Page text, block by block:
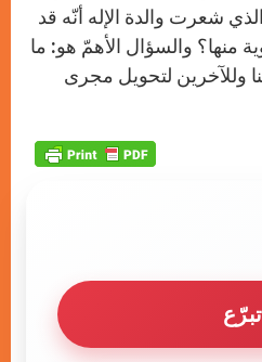
شعرت والدة الإله أنّه قد
منها؟ والسؤال الأهمّ هو: ما
وللآخرين لتحويل مجرى
تبرّع